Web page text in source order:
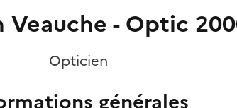
- Optic
Opticien
générales